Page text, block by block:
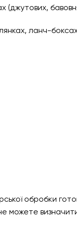
(джутових,
ланч-
обробки
можете